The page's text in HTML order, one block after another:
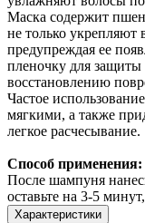
Маска содержит
не только укрепляют
предупреждая ее
пленочку для
восстановлению
Частое
мягкими, а также
легкое расчесывание.
Способ применения:
После шампуня
оставьте на 3-5
Характеристики